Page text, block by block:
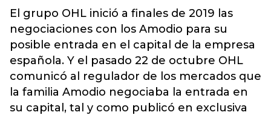
El grupo OHL inició a finales de 2019 las
negociaciones con los Amodio para su
posible entrada en el capital de la empresa
española. Y el pasado 22 de octubre OHL
comunicó al regulador de los mercados que
la familia Amodio negociaba la entrada en
su capital, tal y como publicó en exclusiva